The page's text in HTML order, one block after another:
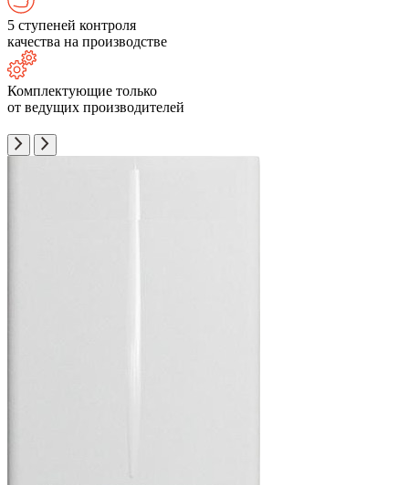
5 ступеней контроля
качества на производстве
Комплектующие только
от ведущих производителей